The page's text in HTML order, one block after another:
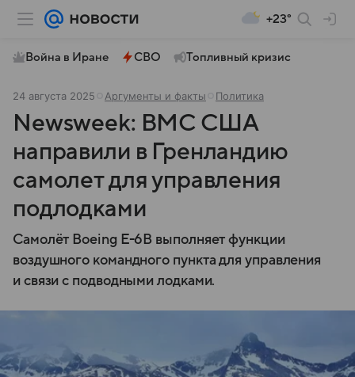
+23°
Война в Иране СВО Топливный кризис
24 августа 2025 Аргументы и факты Политика
Newsweek: ВМС США
направили в Гренландию
самолет для управления
подлодками
Самолёт Boeing E-6B выполняет функции
воздушного командного пункта для управления
и связи с подводными лодками.